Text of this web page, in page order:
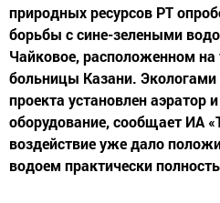
природных ресурсов РТ
борьбы с сине-зелеными
Чайковое, расположенном на
больницы Казани. Экологами
проекта установлен аэратор
оборудование, сообщает ИА
воздействие уже дало
водоем практически